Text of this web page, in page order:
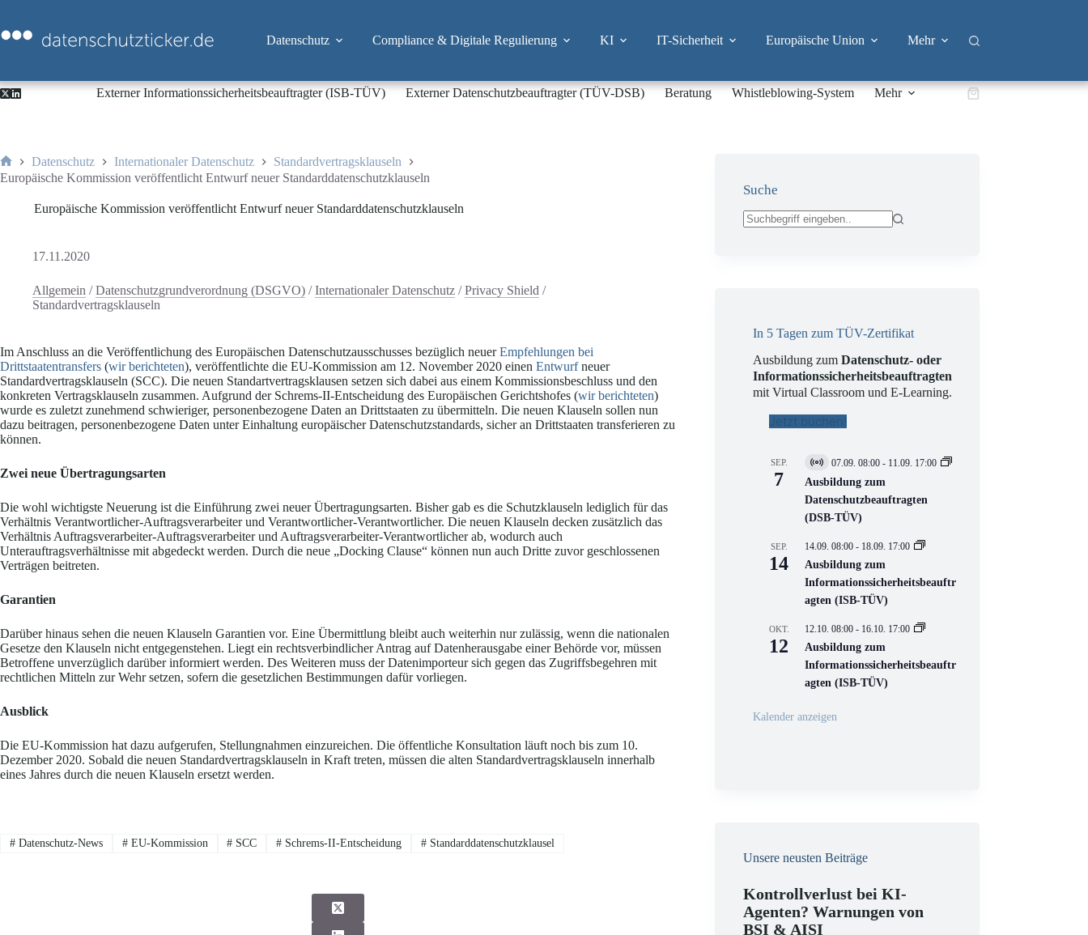
springen
Datenschutz Compliance & Digitale Regulierung KI IT-Sicherheit Europäische Union Mehr
Externer Informationssicherheitsbeauftragter (ISB-TÜV) Externer Datenschutzbeauftragter (TÜV-DSB) Beratung Whistleblowing-System Mehr Warenkorb
Start
Datenschutz Internationaler Datenschutz
Standardvertragsklauseln
Europäische Kommission veröffentlicht Entwurf neuer Standarddatenschutzklauseln
Europäische Kommission veröffentlicht Entwurf neuer Standarddatenschutzklauseln
17.11.2020
Allgemein /Datenschutzgrundverordnung (DSGVO) /Internationaler Datenschutz /Privacy Shield /
Standardvertragsklauseln
Im Anschluss an die Veröffentlichung des Europäischen Datenschutzausschusses bezüglich neuerEmpfehlungen bei
Drittstaatentransfers (wir berichteten), veröffentlichte die EU-Kommission am 12. November 2020 einen Entwurfneuer
Standardvertragsklauseln (SCC). Die neuen Standartvertragsklausen setzen sich dabei aus einem Kommissionsbeschluss und den
konkreten Vertragsklauseln zusammen. Aufgrund der Schrems-II-Entscheidung des Europäischen Gerichtshofes (wir berichteten)
wurde es zuletzt zunehmend schwieriger, personenbezogene Daten an Drittstaaten zu übermitteln. Die neuen Klauseln sollen nun
dazu beitragen, personenbezogene Daten unter Einhaltung europäischer Datenschutzstandards, sicher an Drittstaaten transferieren zu
können.
Zwei neue Übertragungsarten
Die wohl wichtigste Neuerung ist die Einführung zwei neuer Übertragungsarten. Bisher gab es die Schutzklauseln lediglich für das
Verhältnis Verantwortlicher-Auftragsverarbeiter und Verantwortlicher-Verantwortlicher. Die neuen Klauseln decken zusätzlich das
Verhältnis Auftragsverarbeiter-Auftragsverarbeiter und Auftragsverarbeiter-Verantwortlicher ab, wodurch auch
Unterauftragsverhältnisse mit abgedeckt werden. Durch die neue „Docking Clause“ können nun auch Dritte zuvor geschlossenen
Verträgen beitreten.
Garantien
Darüber hinaus sehen die neuen Klauseln Garantien vor. Eine Übermittlung bleibt auch weiterhin nur zulässig, wenn die nationalen
Gesetze den Klauseln nicht entgegenstehen. Liegt ein rechtsverbindlicher Antrag auf Datenherausgabe einer Behörde vor, müssen
Betroffene unverzüglich darüber informiert werden. Des Weiteren muss der Datenimporteur sich gegen das Zugriffsbegehren mit
rechtlichen Mitteln zur Wehr setzen, sofern die gesetzlichen Bestimmungen dafür vorliegen.
Ausblick
Die EU-Kommission hat dazu aufgerufen, Stellungnahmen einzureichen. Die öffentliche Konsultation läuft noch bis zum 10.
Dezember 2020. Sobald die neuen Standardvertragsklauseln in Kraft treten, müssen die alten Standardvertragsklauseln innerhalb
eines Jahres durch die neuen Klauseln ersetzt werden.
#Datenschutz-News #EU-Kommission # SCC # Schrems-II-Entscheidung # Standarddatenschutzklausel
Suche
In 5 Tagen zum TÜV-Zertifikat
Ausbildung zumDatenschutz- oder
Informationssicherheitsbeauftragten
mit Virtual Classroom und E-Learning.
Jetzt buchen!
SEP.
7
V
i
t
u
l
V
e
r
n
s
t
a
t
n
07.09. 08:00 - 11.09. 17:00
Ausbildung zum
Datenschutzbeauftragten
(DSB-TÜV)
SEP.
14
14.09. 08:00 - 18.09. 17:00
Ausbildung zum
Informationssicherheitsbeauftr
agten (ISB-TÜV)
OKT.
12
12.10. 08:00 - 16.10. 17:00
Ausbildung zum
Informationssicherheitsbeauftr
agten (ISB-TÜV)
Kalender anzeigen
Unsere neusten Beiträge
Kontrollverlust bei KI-
Agenten? Warnungen von
BSI & AISI